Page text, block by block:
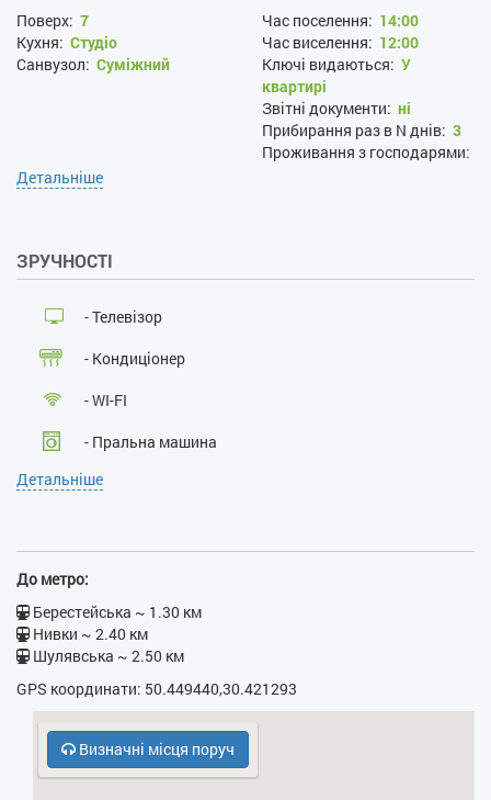
Поверх: 7
Кухня: Студіо
Санвузол: Суміжний
Час поселення: 14:00
Час виселення: 12:00
Ключі видаються: У
квартирі
Звітні документи: ні
Прибирання раз в N днів: 3
Проживання з господарями:
Особи, що не досягли 21
Детальніше
ЗРУЧНОСТІ
- Телевізор
- Кондиціонер
- WI-FI
- Пральна машина
- Кабельне ТБ
- Праска
- Прасувальна дошка
- Фен
- Електрочайник
- Кухонна плита
Детальніше
До метро:
Берестейська ~ 1.30 км
Нивки ~ 2.40 км
Шулявська ~ 2.50 км
GPS координати: 50.449440,30.421293
Визначні місця поруч